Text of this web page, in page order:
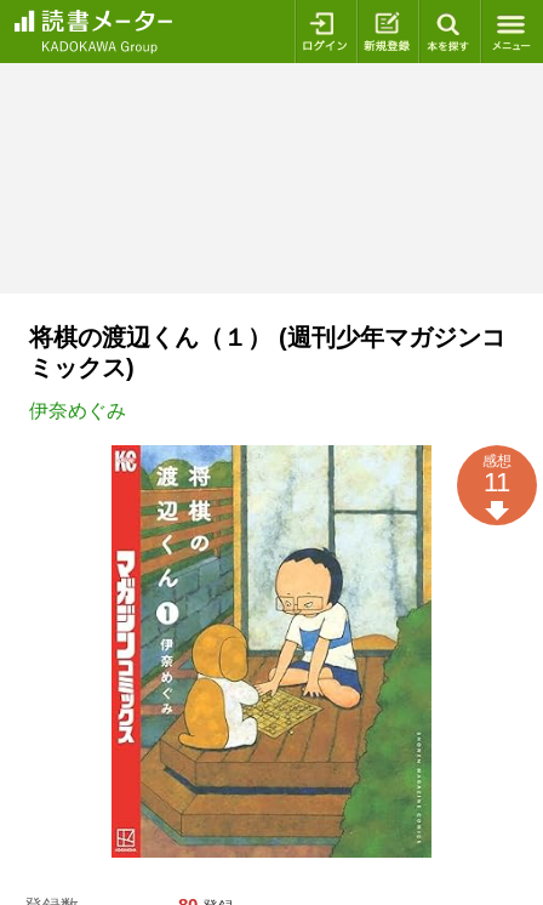
ログイン 新規登録
将棋の渡辺くん（１） (週刊少年マガジンコ
ミックス)
伊奈めぐみ
感想
11